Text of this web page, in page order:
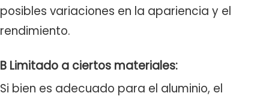
posibles variaciones en la apariencia y el
rendimiento.
B Limitado a ciertos materiales:
Si bien es adecuado para el aluminio, el